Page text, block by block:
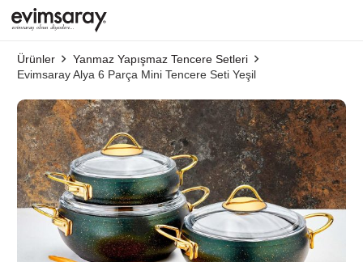
Ürünler
Yanmaz Yapışmaz Tencere Setleri
Evimsaray Alya 6 Parça Mini Tencere Seti Yeşil